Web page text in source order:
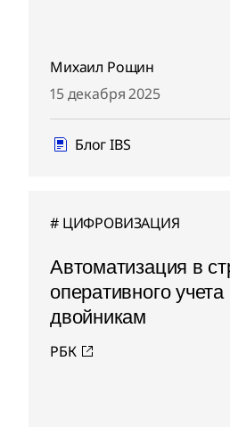
Михаил Рощин
15 декабря 2025
Блог IBS
ЦИФРОВИЗАЦИЯ
Автоматизация в
оперативного
двойникам
РБК